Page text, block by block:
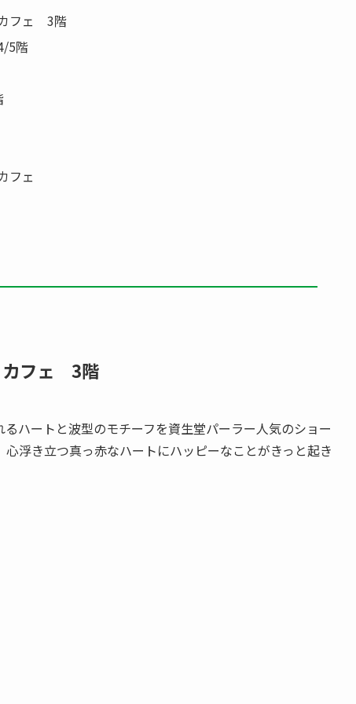
フェ 3階
5階
フェ
カフェ 3階
ハートと波型のモチーフを資生堂パーラー人気のショー
浮き立つ真っ赤なハートにハッピーなことがきっと起き